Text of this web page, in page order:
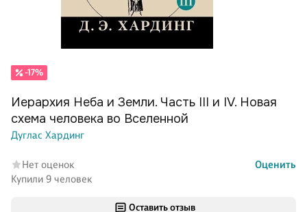
Оставить отзыв
-17%
Иерархия Неба и Земли. Часть III и IV. Новая
схема человека во Вселенной
Дуглас Хардинг
Нет оценок
Оценить
Купили 9 человек